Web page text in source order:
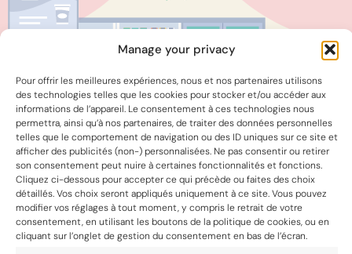
Manage your privacy
Pour offrir les meilleures expériences, nous et nos partenaires utilisons
des technologies telles que les cookies pour stocker et/ou accéder aux
informations de l’appareil. Le consentement à ces technologies nous
permettra, ainsi qu’à nos partenaires, de traiter des données personnelles
telles que le comportement de navigation ou des ID uniques sur ce site et
afficher des publicités (non-) personnalisées. Ne pas consentir ou retirer
son consentement peut nuire à certaines fonctionnalités et fonctions.
Cliquez ci-dessous pour accepter ce qui précède ou faites des choix
détaillés. Vos choix seront appliqués uniquement à ce site. Vous pouvez
modifier vos réglages à tout moment, y compris le retrait de votre
consentement, en utilisant les boutons de la politique de cookies, ou en
cliquant sur l’onglet de gestion du consentement en bas de l’écran.